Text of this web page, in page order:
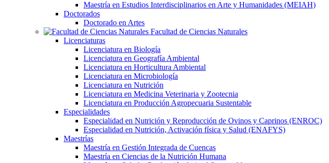
Maestría en Estudios Interdisciplinarios en Arte y Humanidades (MEIAH)
Doctorados
Doctorado en Artes
Facultad de Ciencias Naturales
Licenciaturas
Licenciatura en Biología
Licenciatura en Geografía Ambiental
Licenciatura en Horticultura Ambiental
Licenciatura en Microbiología
Licenciatura en Nutrición
Licenciatura en Medicina Veterinaria y Zootecnia
Licenciatura en Producción Agropecuaria Sustentable
Especialidades
Especialidad en Nutrición y Reproducción de Ovinos y Caprinos (ENROC)
Especialidad en Nutrición, Activación física y Salud (ENAFYS)
Maestrías
Maestría en Gestión Integrada de Cuencas
Maestría en Ciencias de la Nutrición Humana